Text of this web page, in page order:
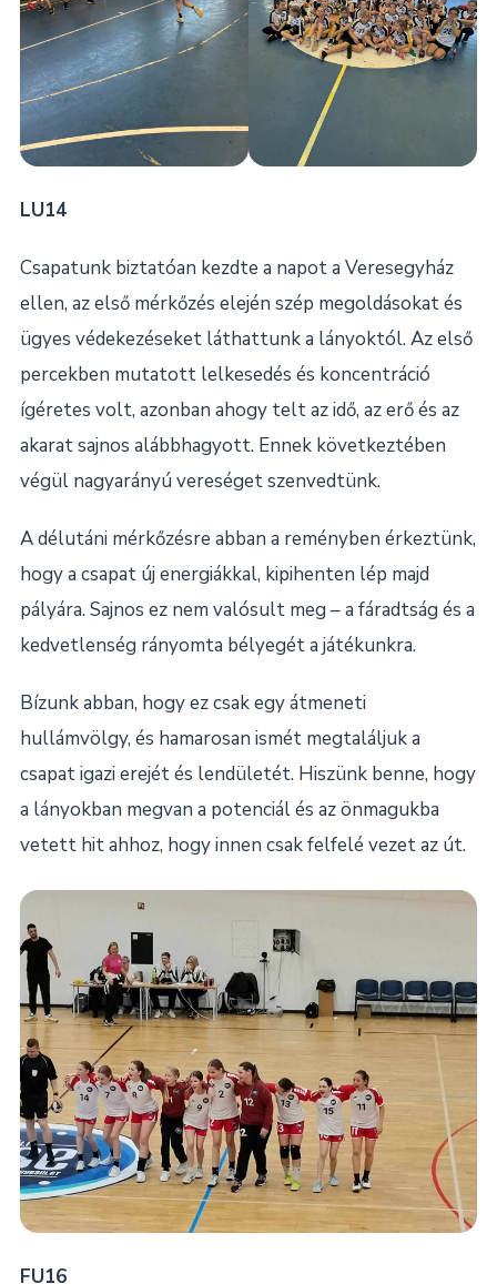
LU14
Csapatunk biztatóan kezdte a napot a Veresegyház
ellen, az első mérkőzés elején szép megoldásokat és
ügyes védekezéseket láthattunk a lányoktól. Az első
percekben mutatott lelkesedés és koncentráció
ígéretes volt, azonban ahogy telt az idő, az erő és az
akarat sajnos alábbhagyott. Ennek következtében
végül nagyarányú vereséget szenvedtünk.
A délutáni mérkőzésre abban a reményben érkeztünk,
hogy a csapat új energiákkal, kipihenten lép majd
pályára. Sajnos ez nem valósult meg – a fáradtság és a
kedvetlenség rányomta bélyegét a játékunkra.
Bízunk abban, hogy ez csak egy átmeneti
hullámvölgy, és hamarosan ismét megtaláljuk a
csapat igazi erejét és lendületét. Hiszünk benne, hogy
a lányokban megvan a potenciál és az önmagukba
vetett hit ahhoz, hogy innen csak felfelé vezet az út.
FU16